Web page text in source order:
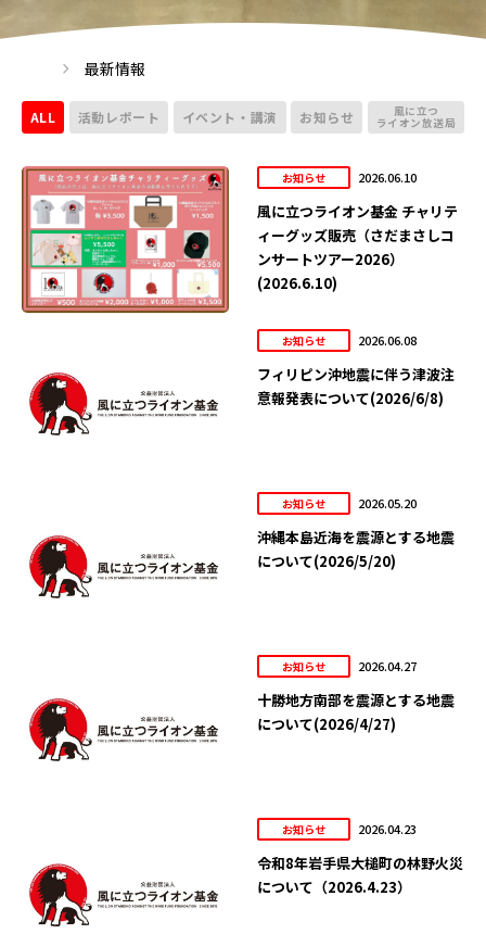
最新情報
ALL 活動レポート イベント・講演 お知らせ 風に立つ
ライオン放送局
お知らせ 2026.06.10
風に立つライオン基金 チャリテ
ィーグッズ販売（さだまさしコ
ンサートツアー2026）
(2026.6.10)
お知らせ 2026.06.08
フィリピン沖地震に伴う津波注
意報発表について(2026/6/8)
お知らせ 2026.05.20
沖縄本島近海を震源とする地震
について(2026/5/20)
お知らせ 2026.04.27
十勝地方南部を震源とする地震
について(2026/4/27)
お知らせ 2026.04.23
令和8年岩手県大槌町の林野火災
について（2026.4.23）